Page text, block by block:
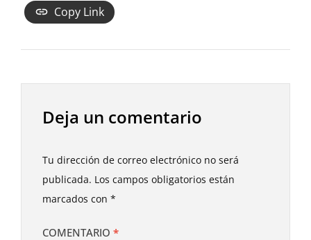
Copy Link
Deja un comentario
Tu dirección de correo electrónico no será
publicada. Los campos obligatorios están
marcados con *
COMENTARIO *